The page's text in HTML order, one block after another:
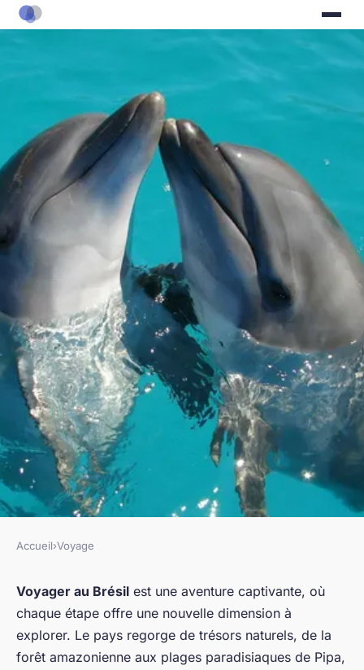
VOYAGE
Où observer les dauphins dans
leur habitat naturel au Brésil ?
Mohamed•3 juin 2024•5 min de lecture
Accueil›Voyage
Voyager au Brésil est une aventure captivante, où
chaque étape offre une nouvelle dimension à
explorer. Le pays regorge de trésors naturels, de la
forêt amazonienne aux plages paradisiaques de Pipa,